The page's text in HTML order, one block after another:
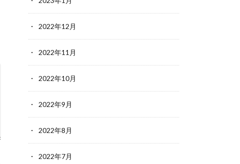
2022年12月
2022年11月
2022年10月
2022年9月
2022年8月
2022年7月